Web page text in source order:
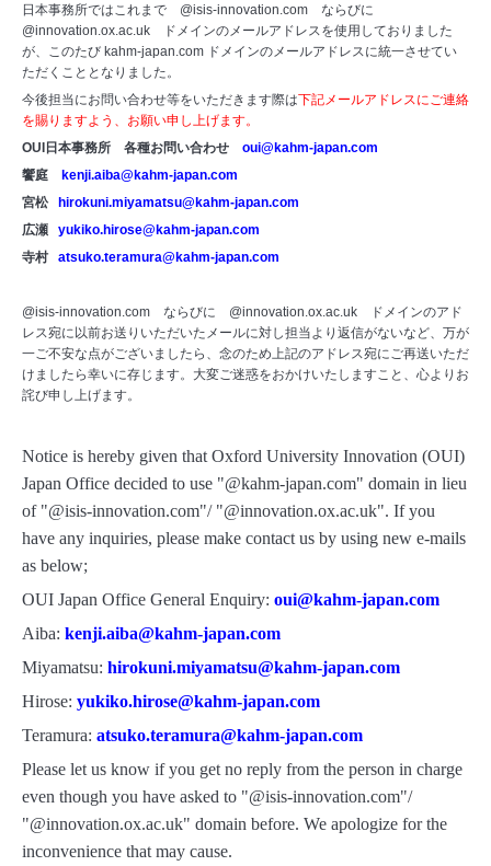
日本事務所ではこれまで @isis-innovation.com ならびに
@innovation.ox.ac.uk ドメインのメールアドレスを使用しておりました
が、このたび kahm-japan.com ドメインのメールアドレスに統一させてい
ただくこととなりました。
今後担当にお問い合わせ等をいただきます際は下記メールアドレスにご連絡
を賜りますよう、お願い申し上げます。
OUI日本事務所 各種お問い合わせ oui@kahm-japan.com
饗庭 kenji.aiba@kahm-japan.com
宮松 hirokuni.miyamatsu@kahm-japan.com
広瀬
yukiko.hirose@kahm-japan.com
寺村 atsuko.teramura@kahm-japan.com
@isis-innovation.com ならびに @innovation.ox.ac.uk ドメインのアド
レス宛に以前お送りいただいたメールに対し担当より返信がないなど、万が
一ご不安な点がございましたら、念のため上記のアドレス宛にご再送いただ
けましたら幸いに存じます。大変ご迷惑をおかけいたしますこと、心よりお
詫び申し上げます。
Notice is hereby given that Oxford University Innovation (OUI)
Japan Office decided to use "@kahm-japan.com" domain in lieu
of "@isis-innovation.com"/ "@innovation.ox.ac.uk". If you
have any inquiries, please make contact us by using new e-mails
as below;
OUI Japan Office General Enquiry: oui@kahm-japan.com
Aiba: kenji.aiba@kahm-japan.com
Miyamatsu: hirokuni.miyamatsu@kahm-japan.com
Hirose: yukiko.hirose@kahm-japan.com
Teramura: atsuko.teramura@kahm-japan.com
Please let us know if you get no reply from the person in charge
even though you have asked to "@isis-innovation.com"/
"@innovation.ox.ac.uk" domain before. We apologize for the
inconvenience that may cause.